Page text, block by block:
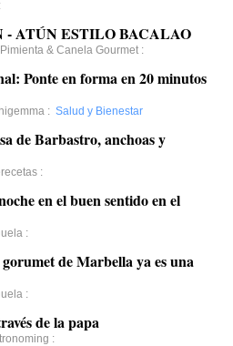
:
- ATÚN ESTILO BACALAO
& Canela Gourmet :
Ponte en forma en 20 minutos
: Salud y Bienestar
de Barbastro, anchoas y
:
en el buen sentido en el
:
de Marbella ya es una
:
de la papa
: